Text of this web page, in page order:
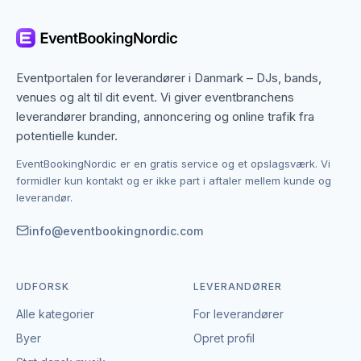
Esbjerg, men også specialister fra nabobyer, der
hvis du har en bestemt stil, et bestemt budget eller en
speciel ramme i tankerne.
Kontakten foregår altid direkte mellem dig og den
EventBookingNordic er en åben portal – vi tager
hverken gebyr eller provision, og du laver aftalen på
præcisere leverancen og indgå en aftale, der passer
Eventportalen for leverandører i Danmark – DJs, bands,
venues og alt til dit event. Vi giver eventbranchens
leverandører branding, annoncering og online trafik fra
potentielle kunder.
EventBookingNordic er en gratis service og et opslagsværk. Vi
formidler kun kontakt og er ikke part i aftaler mellem kunde og
leverandør.
info@eventbookingnordic.com
UDFORSK
Alle kategorier
Byer
LEVERANDØRER
For leverandører
Opret profil